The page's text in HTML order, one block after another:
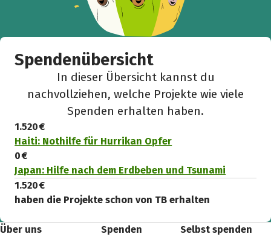
Spendenübersicht
In dieser Übersicht kannst du
nachvollziehen, welche Projekte wie viele
Spenden erhalten haben.
1.520 €
Haiti: Nothilfe für Hurrikan Opfer
0 €
Japan: Hilfe nach dem Erdbeben und Tsunami
1.520 €
haben die Projekte schon von TB erhalten
Über uns
Spenden
Selbst spenden